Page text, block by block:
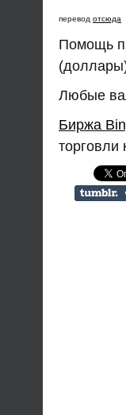
перевод отсюда
Помощь
Любые
Биржа
торговли